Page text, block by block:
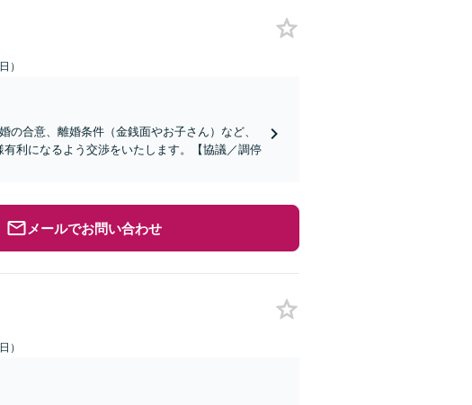
）
の合意、離婚条件（金銭面やお子さん）など、
利になるよう交渉をいたします。【協議／調停
メールでお問い合わせ
）